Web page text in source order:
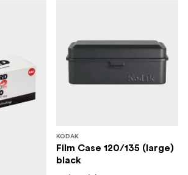
KODAK
Film Case 120/135 (large)
black